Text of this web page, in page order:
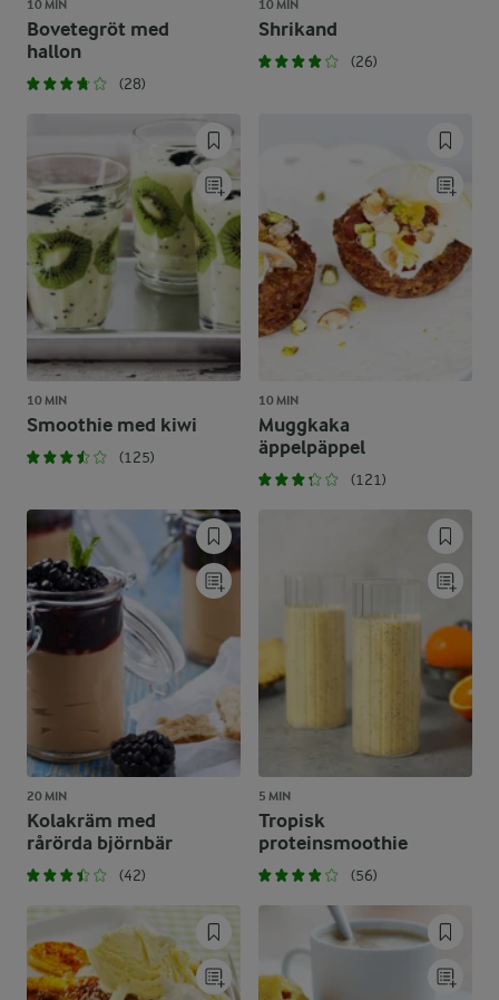
10 MIN
Bovetegröt med
hallon
(28)
10 MIN
Shrikand
(26)
10 MIN
Smoothie med kiwi
(125)
10 MIN
Muggkaka
äppelpäppel
(121)
20 MIN
Kolakräm med
rårörda björnbär
(42)
5 MIN
Tropisk
proteinsmoothie
(56)